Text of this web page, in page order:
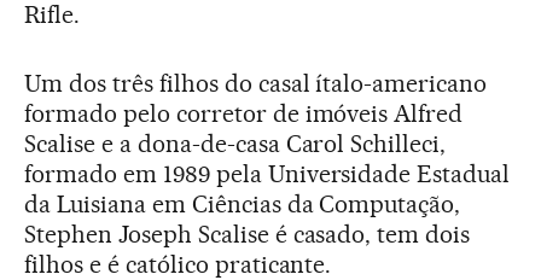
Rifle.
Um dos três filhos do casal ítalo-americano
formado pelo corretor de imóveis Alfred
Scalise e a dona-de-casa Carol Schilleci,
formado em 1989 pela Universidade Estadual
da Luisiana em Ciências da Computação,
Stephen Joseph Scalise é casado, tem dois
filhos e é católico praticante.